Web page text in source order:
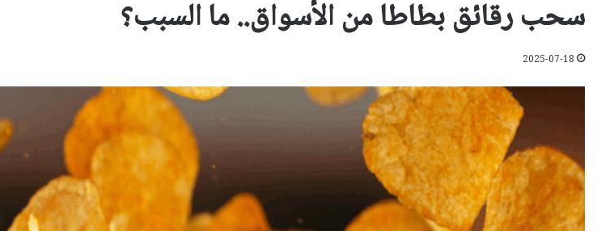
سحب رقائق بطاطا من الأسواق.. ما السبب؟
2025-07-18